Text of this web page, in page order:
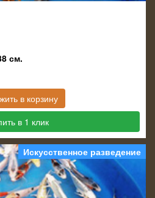
см.
в корзину
в 1 клик
Искусственное разведение